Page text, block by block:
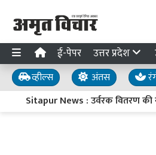
ई-पेपर उत्तर प्रदेश
व्हील्स अंतस
Sitapur News : उर्वरक वितरण की